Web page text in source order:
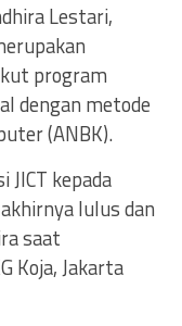
Lestari,
program
dengan metode
(ANBK).
JICT kepada
lulus dan
saat
Koja, Jakarta